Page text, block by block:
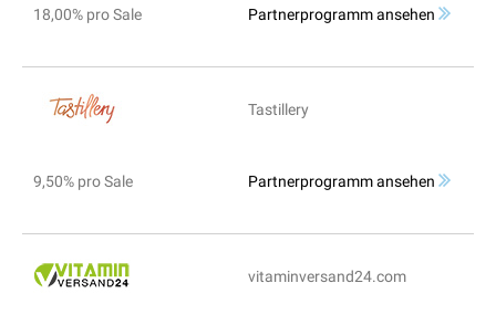
18,00% pro Sale Partnerprogramm ansehen
Tastillery
9,50% pro Sale Partnerprogramm ansehen
vitaminversand24.com